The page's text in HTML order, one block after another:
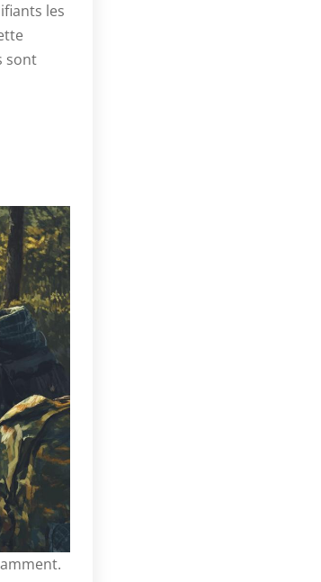
les
sont